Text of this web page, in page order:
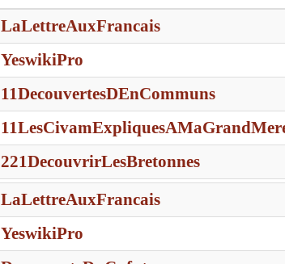
LaLettreAuxFrancais
YeswikiPro
11DecouvertesDEnCommuns
221DecouvrirLesBretonnes
LaLettreAuxFrancais
YeswikiPro